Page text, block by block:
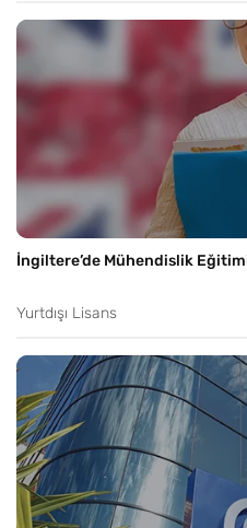
İngiltere’de Mühendislik
Yurtdışı Lisans